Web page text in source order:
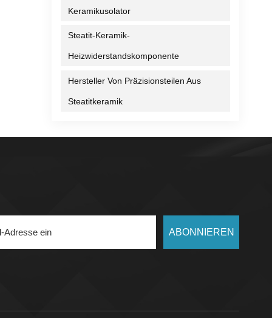
Keramikusolator
Steatit-Keramik-
Heizwiderstandskomponente
Hersteller Von Präzisionsteilen Aus
Steatitkeramik
ABONNIEREN